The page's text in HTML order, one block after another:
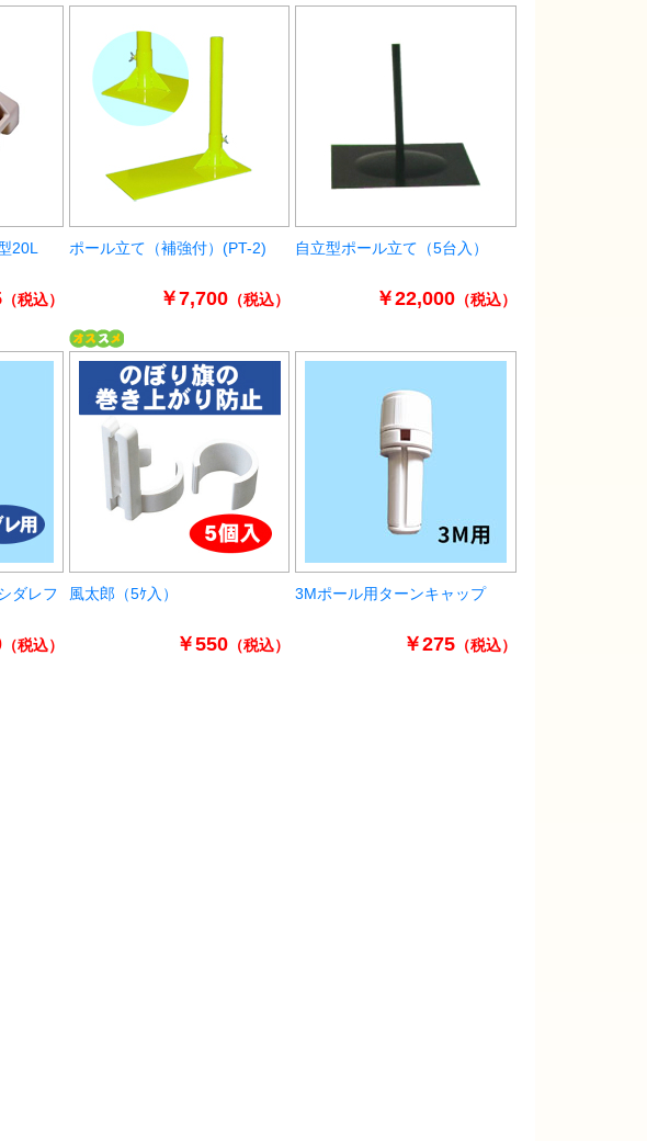
20L
（税込）
ポール立て（補強付）(PT-2)
￥7,700 （税込）
自立型ポール立て（5台入）
￥22,000（税込）
ダレフ
（税込）
風太郎（5ｹ入）
￥550 （税込）
3Mポール用ターンキャップ
￥275（税込）